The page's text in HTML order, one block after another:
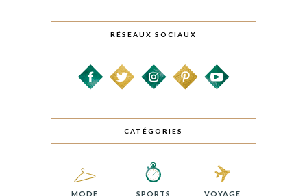
RÉSEAUX SOCIAUX
CATÉGORIES
MODE SPORTS VOYAGE